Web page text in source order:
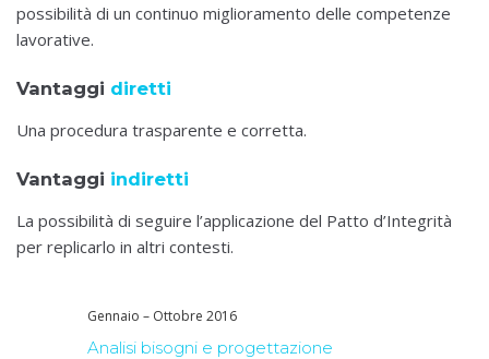
possibilità di un continuo miglioramento delle competenze
lavorative.
Vantaggi diretti
Una procedura trasparente e corretta.
Vantaggi indiretti
La possibilità di seguire l’applicazione del Patto d’Integrità
per replicarlo in altri contesti.
Gennaio – Ottobre 2016
Analisi bisogni e progettazione